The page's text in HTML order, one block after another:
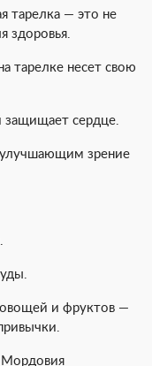
тарелка — это не
здоровья.
тарелке несет свою
защищает сердце.
зрение
овощей и фруктов —